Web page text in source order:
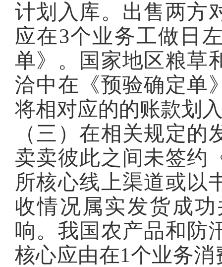
计划入库。出售两方
应在3个业务工做日
单》。国家地区粮草
洽中在《预验确定单
将相对应的的账款划
（三）在相关规定
卖卖彼此之间未签约
所核心线上渠道或以
收情况属实发货成
响。我国农产品和防
核心应由在1个业务